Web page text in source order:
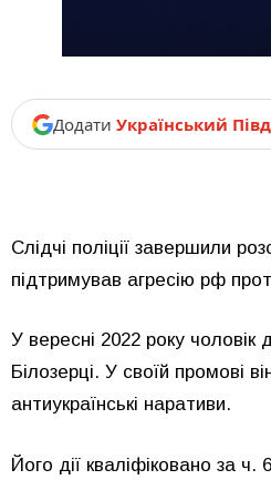
Додати Український
Слідчі поліції завершили
підтримував агресію рф
У вересні 2022 року
Білозерці. У своїй промові
антиукраїнські наративи.
Його дії кваліфіковано за